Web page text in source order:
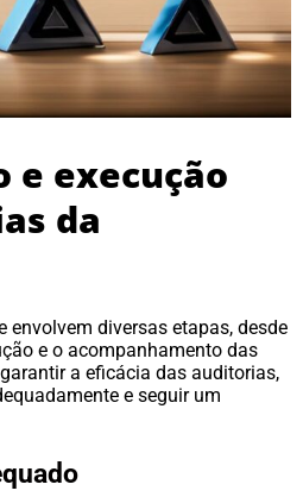
e execução
da
diversas etapas, desde
e o acompanhamento das
a eficácia das auditorias,
e seguir um